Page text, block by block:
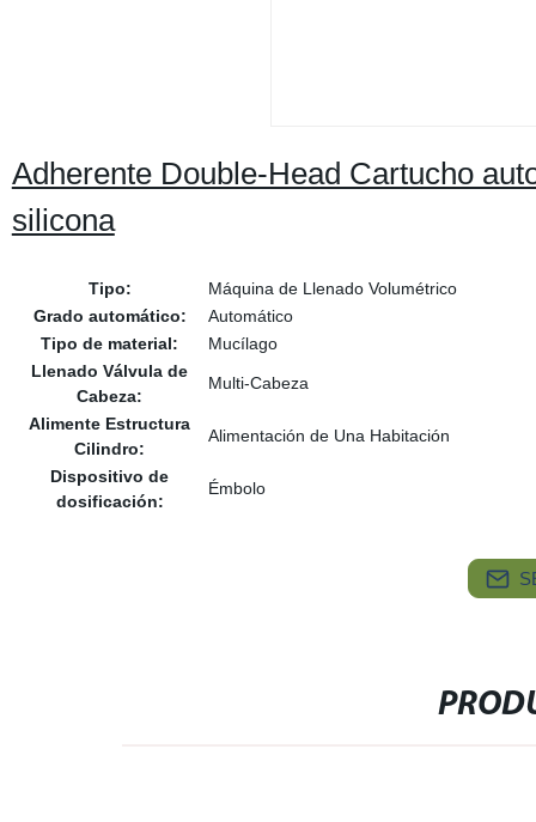
Adherente Double-Head Cartucho
silicona
Tipo:
Máquina de Llenado Volumétrico
Grado automático:
Automático
Tipo de material:
Mucílago
Llenado Válvula de
Cabeza:
Multi-Cabeza
Alimente Estructura
Cilindro:
Alimentación de Una Habitación
Dispositivo de
dosificación:
Émbolo